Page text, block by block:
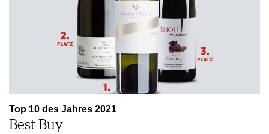
Top 10 des Jahres 2021
Best Buy